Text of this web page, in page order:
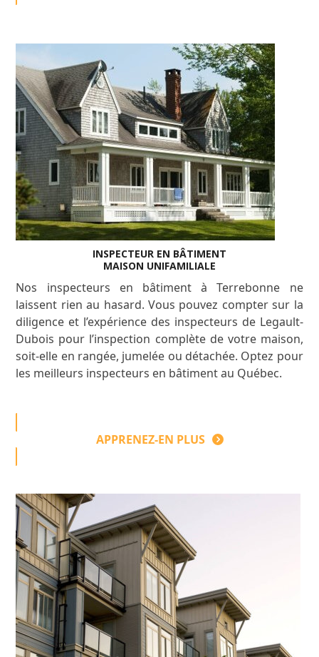
INSPECTEUR EN BÂTIMENT
MAISON UNIFAMILIALE
Nos inspecteurs en bâtiment à Terrebonne ne
laissent rien au hasard. Vous pouvez compter sur la
diligence et l’expérience des inspecteurs de Legault-
Dubois pour l’inspection complète de votre maison,
soit-elle en rangée, jumelée ou détachée. Optez pour
les meilleurs inspecteurs en bâtiment au Québec.
APPRENEZ-EN PLUS